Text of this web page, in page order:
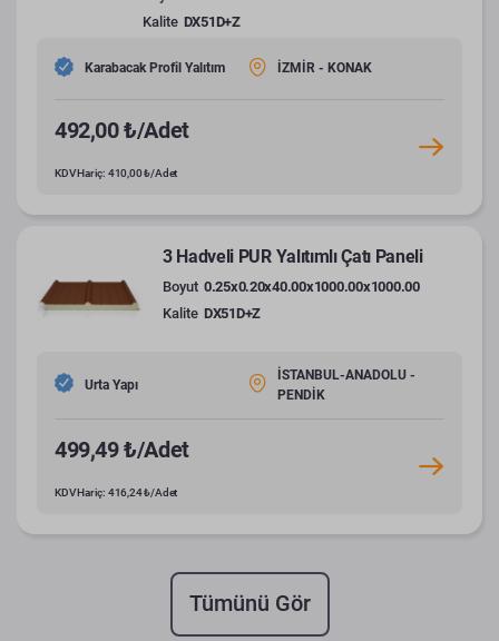
Kalite DX51D+Z
Karabacak Profil Yalıtım İZMİR - KONAK
492,00 ₺/Adet
KDV Hariç: 410,00 ₺/Adet
3 Hadveli PUR Yalıtımlı Çatı Paneli
Boyut 0.25x0.20x40.00x1000.00x1000.00
Kalite DX51D+Z
Urta Yapı
İSTANBUL-ANADOLU -
PENDİK
499,49 ₺/Adet
KDV Hariç: 416,24 ₺/Adet
Tümünü Gör